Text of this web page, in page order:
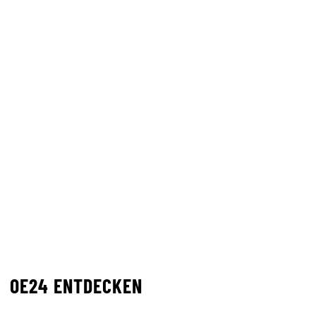
OE24 ENTDECKEN